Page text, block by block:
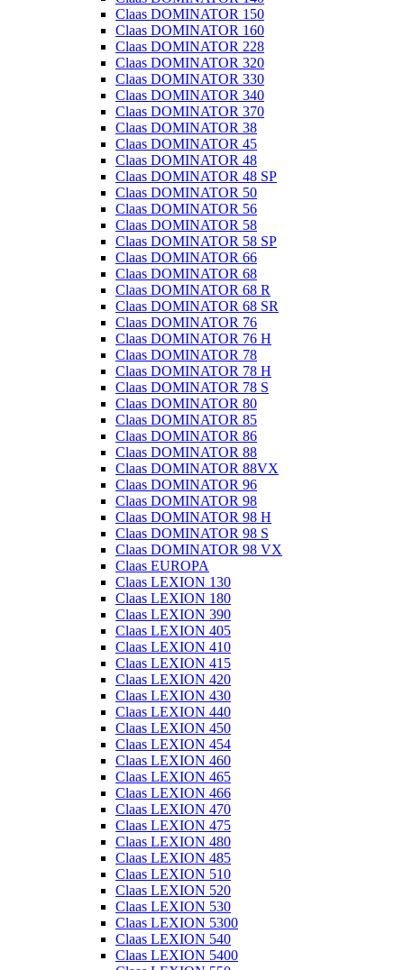
Claas DOMINATOR 150
Claas DOMINATOR 160
Claas DOMINATOR 228
Claas DOMINATOR 320
Claas DOMINATOR 330
Claas DOMINATOR 340
Claas DOMINATOR 370
Claas DOMINATOR 38
Claas DOMINATOR 45
Claas DOMINATOR 48
Claas DOMINATOR 48 SP
Claas DOMINATOR 50
Claas DOMINATOR 56
Claas DOMINATOR 58
Claas DOMINATOR 58 SP
Claas DOMINATOR 66
Claas DOMINATOR 68
Claas DOMINATOR 68 R
Claas DOMINATOR 68 SR
Claas DOMINATOR 76
Claas DOMINATOR 76 H
Claas DOMINATOR 78
Claas DOMINATOR 78 H
Claas DOMINATOR 78 S
Claas DOMINATOR 80
Claas DOMINATOR 85
Claas DOMINATOR 86
Claas DOMINATOR 88
Claas DOMINATOR 88VX
Claas DOMINATOR 96
Claas DOMINATOR 98
Claas DOMINATOR 98 H
Claas DOMINATOR 98 S
Claas DOMINATOR 98 VX
Claas EUROPA
Claas LEXION 130
Claas LEXION 180
Claas LEXION 390
Claas LEXION 405
Claas LEXION 410
Claas LEXION 415
Claas LEXION 420
Claas LEXION 430
Claas LEXION 440
Claas LEXION 450
Claas LEXION 454
Claas LEXION 460
Claas LEXION 465
Claas LEXION 466
Claas LEXION 470
Claas LEXION 475
Claas LEXION 480
Claas LEXION 485
Claas LEXION 510
Claas LEXION 520
Claas LEXION 530
Claas LEXION 5300
Claas LEXION 540
Claas LEXION 5400